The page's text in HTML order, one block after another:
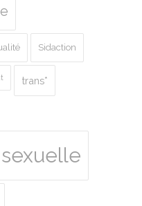
Sidaction
trans*